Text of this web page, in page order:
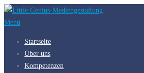
Zum
Inhalt
Menü
Startseite
Über uns
Kompetenzen